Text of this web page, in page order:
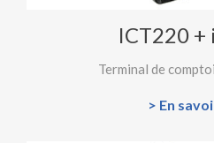
ICT220 +
Terminal de
> En